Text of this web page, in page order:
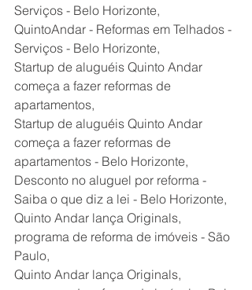
Serviços - Belo Horizonte,
QuintoAndar - Reformas em Telhados -
Serviços - Belo Horizonte,
Startup de aluguéis Quinto Andar
começa a fazer reformas de
apartamentos,
Startup de aluguéis Quinto Andar
começa a fazer reformas de
apartamentos - Belo Horizonte,
Desconto no aluguel por reforma -
Saiba o que diz a lei - Belo Horizonte,
Quinto Andar lança Originals,
programa de reforma de imóveis - São
Paulo,
Quinto Andar lança Originals,